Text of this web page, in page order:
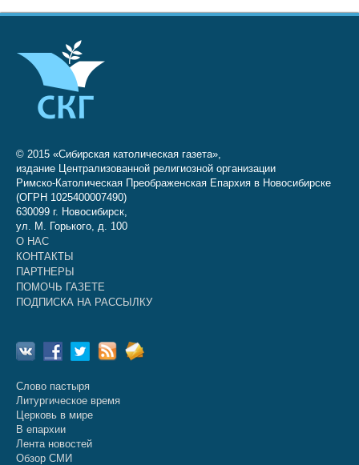
© 2015 «Сибирская католическая газета»,
издание Централизованной религиозной организации
Римско-Католическая Преображенская Епархия в Новосибирске
(ОГРН 1025400007490)
630099 г. Новосибирск,
ул. М. Горького, д. 100
О НАС
КОНТАКТЫ
ПАРТНЕРЫ
ПОМОЧЬ ГАЗЕТЕ
ПОДПИСКА НА РАССЫЛКУ
Слово пастыря
Литургическое время
Церковь в мире
В епархии
Лента новостей
Обзор СМИ